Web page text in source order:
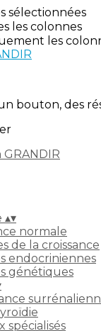
sélectionnées
les colonnes
les
bouton, des
▴▾
normale
de la croissance
endocriniennes
génétiques
spécialisés